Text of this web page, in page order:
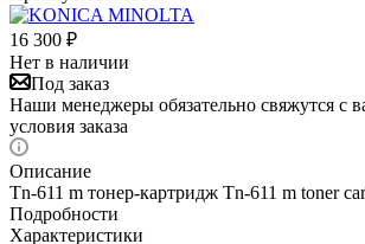
16 300 ₽
Нет в наличии
Под заказ
Наши менеджеры обязательно свяжутся с
условия заказа
Описание
Tn-611 m тонер-картридж Tn-611 m toner
Подробности
Характеристики